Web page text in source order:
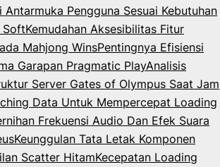
Antarmuka Pengguna Sesuai Kebutuhan
SoftKemudahan Aksesibilitas Fitur
Mahjong WinsPentingnya Efisiensi
Garapan Pragmatic PlayAnalisis
Server Gates of Olympus Saat Jam
Data Untuk Mempercepat Loading
Frekuensi Audio Dan Efek Suara
Keunggulan Tata Letak Komponen
Scatter HitamKecepatan Loading